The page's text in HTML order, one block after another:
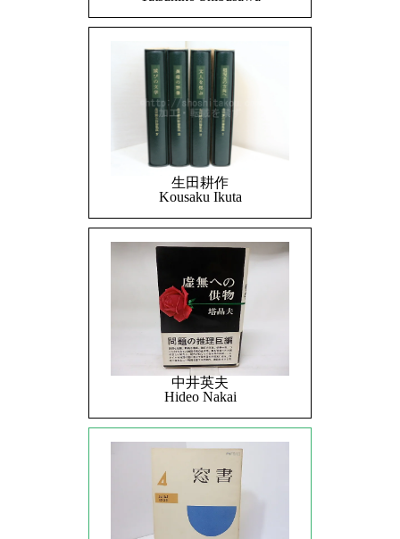
生田耕作
Kousaku Ikuta
中井英夫
Hideo Nakai